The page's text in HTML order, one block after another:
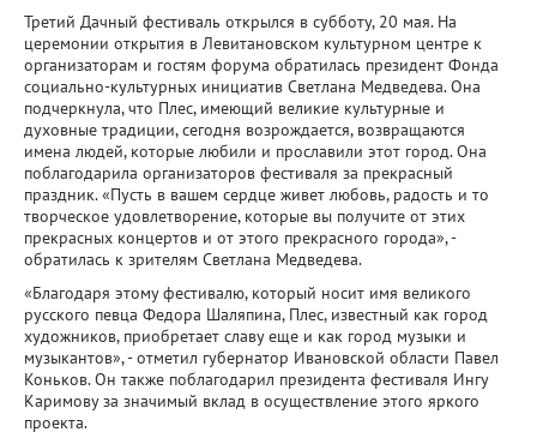
Третий Дачный фестиваль открылся в субботу, 20 мая. На
церемонии открытия в Левитановском культурном центре к
организаторам и гостям форума обратилась президент Фонда
социально-культурных инициатив Светлана Медведева. Она
подчеркнула, что Плес, имеющий великие культурные и
духовные традиции, сегодня возрождается, возвращаются
имена людей, которые любили и прославили этот город. Она
поблагодарила организаторов фестиваля за прекрасный
праздник. «Пусть в вашем сердце живет любовь, радость и то
творческое удовлетворение, которые вы получите от этих
прекрасных концертов и от этого прекрасного города», -
обратилась к зрителям Светлана Медведева.
«Благодаря этому фестивалю, который носит имя великого
русского певца Федора Шаляпина, Плес, известный как город
художников, приобретает славу еще и как город музыки и
музыкантов», - отметил губернатор Ивановской области Павел
Коньков. Он также поблагодарил президента фестиваля Ингу
Каримову за значимый вклад в осуществление этого яркого
проекта.